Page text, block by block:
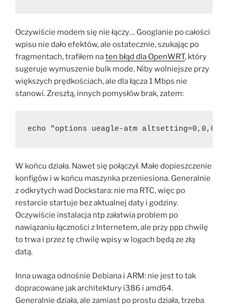
Oczywiście modem się nie łączy… Googlanie po całości
wpisu nie dało efektów, ale ostatecznie, szukając po
fragmentach, trafiłem naten błąd dla OpenWRT, który
sugeruje wymuszenie bulk mode. Niby wolniejsze przy
większych prędkościach, ale dla łącza 1 Mbps nie
stanowi. Zresztą, innych pomysłów brak, zatem:
echo "options ueagle-atm
W końcu działa. Nawet się połączył. Małe dopieszczenie
konfigów i w końcu maszynka przeniesiona. Generalnie
z odkrytych wad Dockstara: nie ma RTC, więc po
restarcie startuje bez aktualnej daty i godziny.
Oczywiście instalacja ntp załatwia problem po
nawiązaniu łączności z Internetem, ale przy ppp chwilę
to trwa i przez tę chwilę wpisy w logach będą ze złą
datą.
Inna uwaga odnośnie Debiana i ARM: nie jest to tak
dopracowane jak architektury i386 i amd64.
Generalnie działa, ale zamiast po prostu działa, trzeba